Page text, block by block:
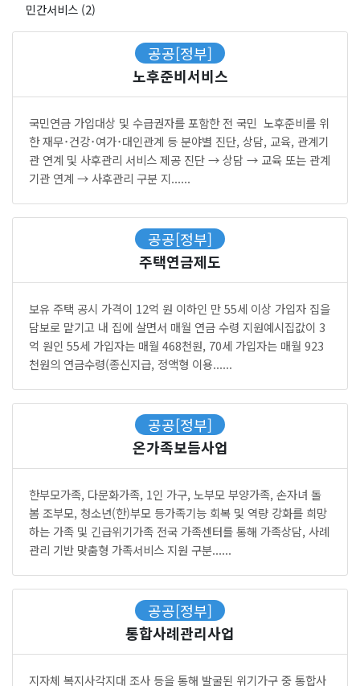
민간서비스 (2)
공공[정부]
노후준비서비스
국민연금 가입대상 및 수급권자를 포함한 전 국민 노후준비를 위
한 재무･건강･여가･대인관계 등 분야별 진단, 상담, 교육, 관계기
관 연계 및 사후관리 서비스 제공 진단 → 상담 → 교육 또는 관계
기관 연계 → 사후관리 구분 지......
공공[정부]
주택연금제도
보유 주택 공시 가격이 12억 원 이하인 만 55세 이상 가입자 집을
담보로 맡기고 내 집에 살면서 매월 연금 수령 지원예시집값이 3
억 원인 55세 가입자는 매월 468천원, 70세 가입자는 매월 923
천원의 연금수령(종신지급, 정액형 이용......
공공[정부]
온가족보듬사업
한부모가족, 다문화가족, 1인 가구, 노부모 부양가족, 손자녀 돌
봄 조부모, 청소년(한)부모 등가족기능 회복 및 역량 강화를 희망
하는 가족 및 긴급위기가족 전국 가족센터를 통해 가족상담, 사례
관리 기반 맞춤형 가족서비스 지원 구분......
공공[정부]
통합사례관리사업
지자체 복지사각지대 조사 등을 통해 발굴된 위기가구 중 통합사